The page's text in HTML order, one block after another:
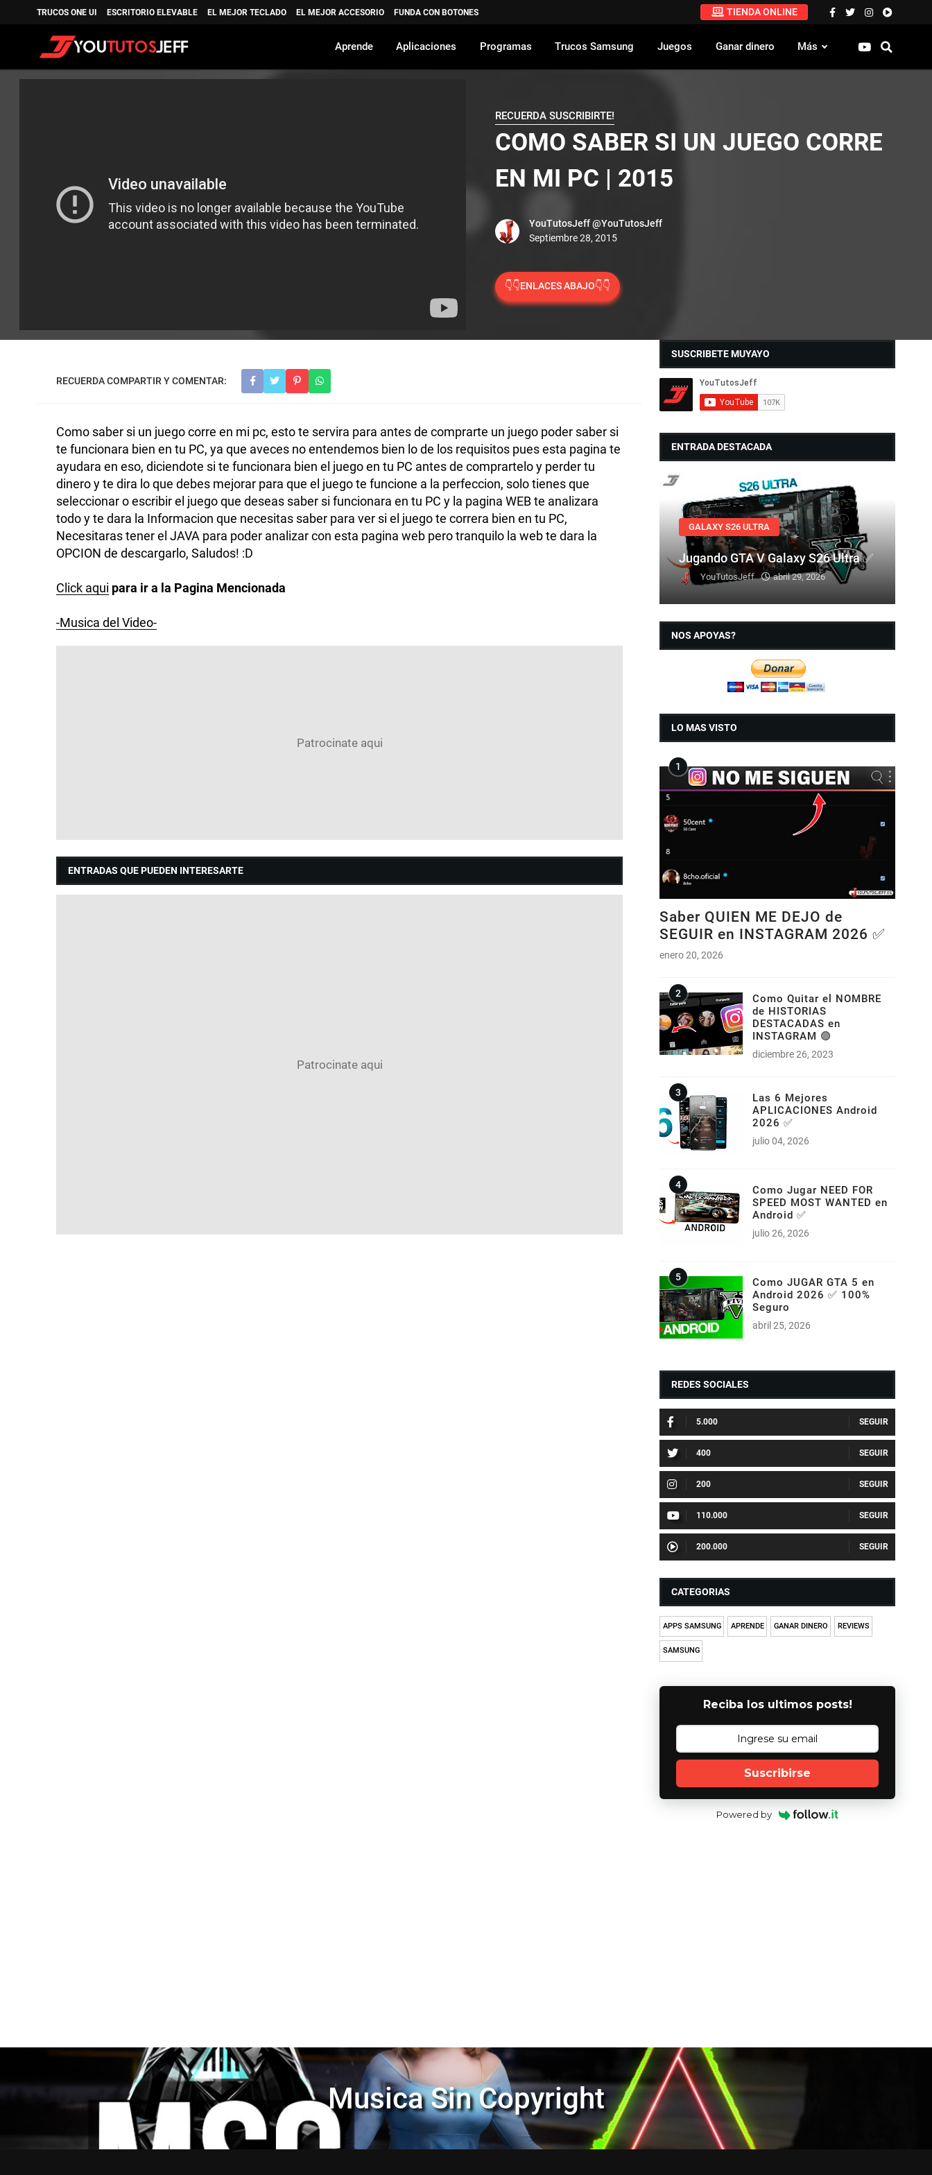
TRUCOS ONE UI ESCRITORIO ELEVABLE EL MEJOR TECLADO EL MEJOR ACCESORIO FUNDA CON BOTONES TIENDA ONLINE
Aprende Aplicaciones Programas Trucos Samsung Juegos Ganar dinero Más
COMO SABER SI UN JUEGO CORRE
EN MI PC | 2015
RECUERDA SUSCRIBIRTE!
👇👇ENLACES ABAJO👇👇
YouTutosJeff@YouTutosJeff
Como saber si un juego corre en mi pc, esto te servira para antes de comprarte un juego poder saber si
te funcionara bien en tu PC, ya que aveces no entendemos bien lo de los requisitos pues esta pagina te
ayudara en eso, diciendote si te funcionara bien el juego en tu PC antes de comprartelo y perder tu
dinero y te dira lo que debes mejorar para que el juego te funcione a la perfeccion, solo tienes que
seleccionar o escribir el juego que deseas saber si funcionara en tu PC y la pagina WEB te analizara
todo y te dara la Informacion que necesitas saber para ver si el juego te correra bien en tu PC,
Necesitaras tener el JAVA para poder analizar con esta pagina web pero tranquilo la web te dara la
OPCION de descargarlo, Saludos! :D
Click aqui para ir a la Pagina Mencionada
-Musica del Video-
ENTRADAS QUE PUEDEN INTERESARTE
SUSCRIBETE MUYAYO
ENTRADA DESTACADA
GALAXY S26 ULTRA
Jugando GTA V Galaxy S26 Ultra ✅
YouTutosJeff abril 29, 2026
NOS APOYAS?
LO MAS VISTO
Saber QUIEN ME DEJO de
SEGUIR en INSTAGRAM 2026 ✅
enero 20, 2026
Como Quitar el NOMBRE
de HISTORIAS
DESTACADAS en
INSTAGRAM 🟣
diciembre 26, 2023
Las 6 Mejores
APLICACIONES Android
2026 ✅
julio 04, 2026
Como Jugar NEED FOR
SPEED MOST WANTED en
Android ✅
julio 26, 2026
Como JUGAR GTA 5 en
Android 2026 ✅ 100%
Seguro
abril 25, 2026
REDES SOCIALES
5.000
400
200
110.000
200.000
CATEGORIAS
APPS SAMSUNG APRENDE GANAR DINERO REVIEWS
SAMSUNG
Reciba los ultimos posts!
Suscribirse
Powered by
Musica Sin Copyright